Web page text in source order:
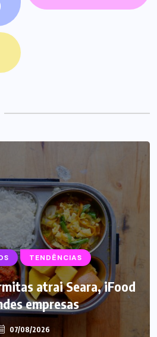
TENDÊNCIAS
atrai Seara, iFood
empresas
07/08/2026
campanha para o
dos Pais
07/08/2026